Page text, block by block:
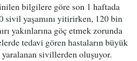
bilgilere göre son 1 haftada
sivil yaşamını yitirirken, 120 bin
yakınlarına göç etmek zorunda
tedavi gören hastaların büyük
yaralanan sivillerden oluşuyor.